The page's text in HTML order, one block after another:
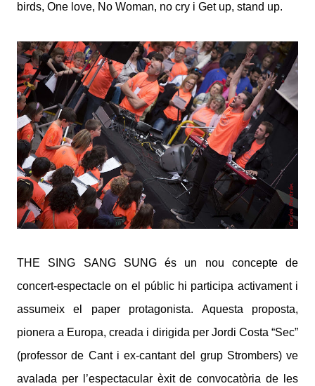
birds, One love, No Woman, no cry i Get up, stand up.
THE SING SANG SUNG és un nou concepte de
concert-espectacle on el públic hi participa activament i
assumeix el paper protagonista. Aquesta proposta,
pionera a Europa, creada i dirigida per Jordi Costa “Sec”
(professor de Cant i ex-cantant del grup Strombers) ve
avalada per l’espectacular èxit de convocatòria de les